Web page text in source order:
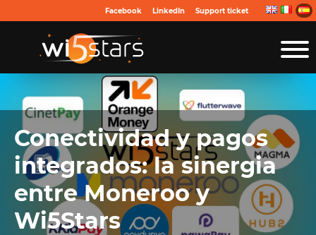
Facebook LinkedIn Support ticket
Conectividad y pagos
integrados: la sinergia
entre Moneroo y
Wi5Stars